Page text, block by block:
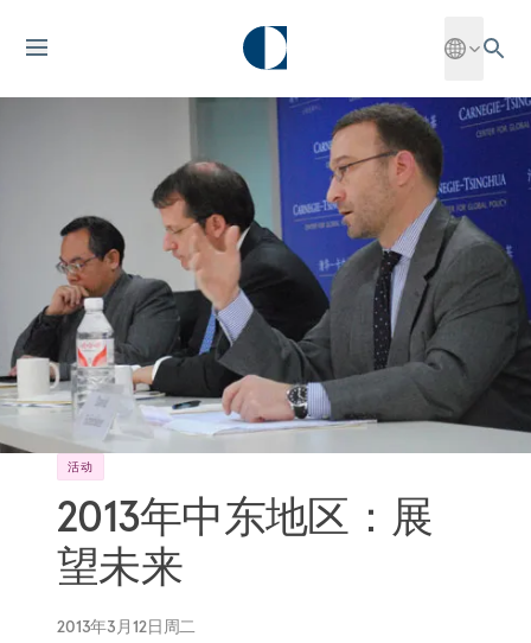
活动
2013年中东地区：展
望未来
2013年3月12日周二